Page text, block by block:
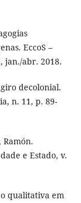
EccoS –
jan./abr. 2018.
decolonial.
n. 11, p. 89-
Ramón.
e Estado, v.
qualitativa em